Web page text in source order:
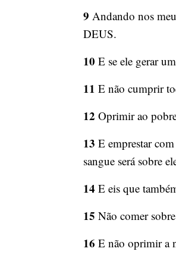
9 Andando nos
DEUS.
10 E se ele gerar
11 E não cumprir
12 Oprimir ao
13 E emprestar
sangue será sobre
14 E eis que
15 Não comer
16 E não oprimir a